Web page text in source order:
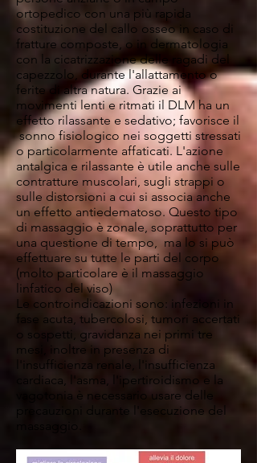
ortopedico con una più rapida
costituzione del callo osseo in caso di
fratture composte, o in dermatologia
con la cicatrizzazione delle ragadi del
capezzolo, durante l'allattamento o
ferite di altra natura. Grazie ai
movimenti lenti e ritmati il DLM ha un
effetto rilassante e sedativo; favorisce il
sonno fisiologico nei soggetti stressati
o particolarmente affaticati. L'azione
antalgica e rilassante è utile anche sulle
contratture muscolari, sugli strappi o
sulle distorsioni a cui si associa anche
un effetto antiedematoso. Questo tipo
di massaggio è zonale, soprattutto per
una questione di tempo, ma lo si può
effettuare su tutte le parti del corpo
(molto particolare è il massaggio
linfatico del viso)
Le controindicazioni sono: infezioni in
fase acuta, tubercolosi, tumori accertati
o sospetti, gravidanza nei primi tre
mesi, inoltre in presenza di
l'insufficienza renale, l'insufficienza
cardiaca, l'asma, l'ipertiroidismo e la
vagotonia è necessario usare delle
precauzioni durante l'esecuzione del